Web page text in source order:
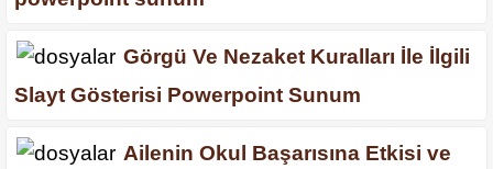
Görgü Ve Nezaket Kuralları İle İlgili
Slayt Gösterisi Powerpoint Sunum
Ailenin Okul Başarısına Etkisi ve